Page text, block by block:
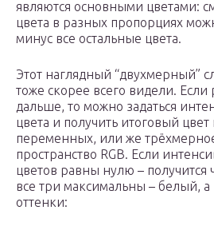
являются основными цветами:
цвета в разных пропорциях
минус все остальные цвета.
Этот наглядный “двухмерный”
тоже скорее всего видели. Если
дальше, то можно задаться
цвета и получить итоговый
переменных, или же
пространство RGB. Если
цветов равны нулю – получится
все три максимальны – белый, а
оттенки: